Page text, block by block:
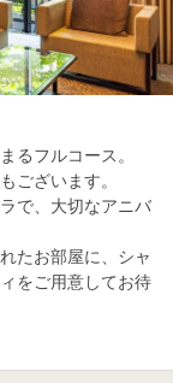
るフルコース。
ございます。
で、大切なアニバ
たお部屋に、シャ
をご用意してお待